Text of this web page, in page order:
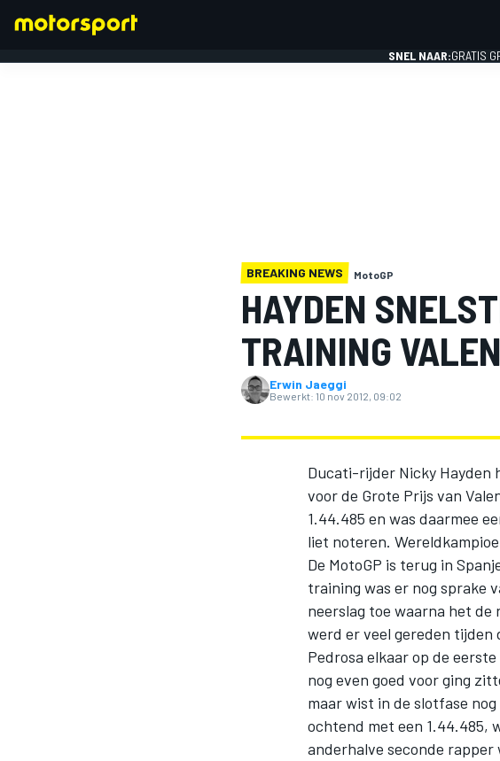
SNEL NAAR:GRATIS
BREAKING NEWS MotoGP
HAYDEN
TRAINING
Erwin Jaeggi
Bewerkt: 10 nov 2012, 09:02
Ducati-rijder Nicky Hayden
voor de Grote Prijs van
1.44.485 en was daarmee
liet noteren.
De MotoGP is terug in
training was er nog sprake
neerslag toe waarna het de
werd er veel gereden tijden
Pedrosa elkaar op de
nog even goed voor ging
maar wist in de slotfase
ochtend met een 1.44.485,
anderhalve seconde rapper